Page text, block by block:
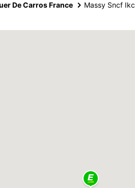
De Carros France Massy Sncf Ikc